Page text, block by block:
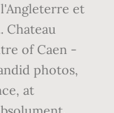
et
Chateau
of Caen -
photos,
at